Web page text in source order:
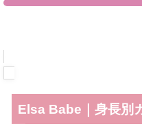
Elsa Babe｜身長別